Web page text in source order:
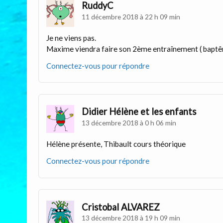
RuddyC
11 décembre 2018 à 22 h 09 min
Je ne viens pas.
Maxime viendra faire son 2ème entraînement (
Connectez-vous pour répondre
Didier Hélène et les enfants
13 décembre 2018 à 0 h 06 min
Hélène présente, Thibault cours théorique
Connectez-vous pour répondre
Cristobal ALVAREZ
13 décembre 2018 à 19 h 09 min